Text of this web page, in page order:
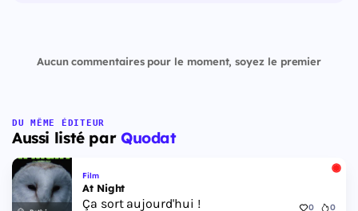
Aucun commentaires pour le moment, soyez le premier
DU MÊME ÉDITEUR
Aussi listé par Quodat
Film
At Night
Ça sort aujourd'hui ! 0 0